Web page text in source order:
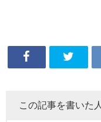
この記事を書いた人